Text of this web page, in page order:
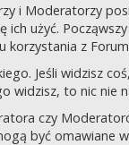
i Moderatorzy
ich użyć.
korzystania z
Jeśli widzisz
widzisz, to nic nie
czy
być omawiane